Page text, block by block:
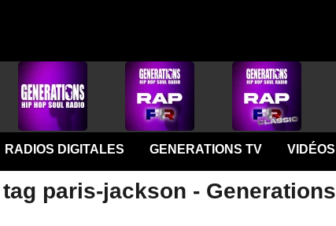
RADIOS DIGITALES GENERATIONS TV VIDÉOS
paris-jackson - Generations